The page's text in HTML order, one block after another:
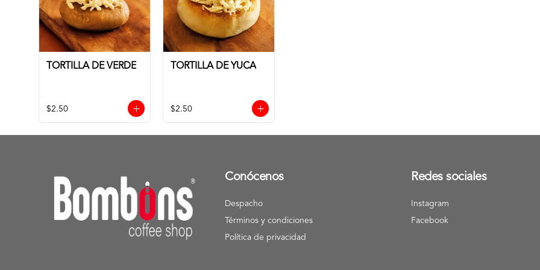
TORTILLA DE VERDE
$2.50
TORTILLA DE YUCA
$2.50
Conócenos
Despacho
Términos y condiciones
Política de privacidad
Redes sociales
Instagram
Facebook